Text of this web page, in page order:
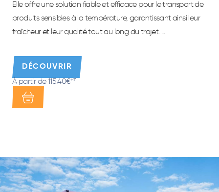
Elle offre une solution fiable et efficace pour le transport de
produits sensibles à la température, garantissant ainsi leur
fraîcheur et leur qualité tout au long du trajet. ...
DÉCOUVRIR
À partir de 115.40€ HT*